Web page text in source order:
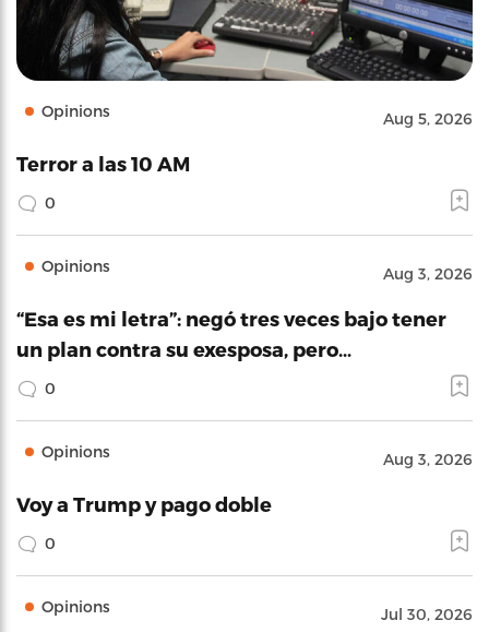
Opinions Aug 5, 2026
Terror a las 10 AM
0
Opinions Aug 3, 2026
“Esa es mi letra”: negó tres veces bajo tener
un plan contra su exesposa, pero…
0
Opinions Aug 3, 2026
Voy a Trump y pago doble
0
Opinions Jul 30, 2026